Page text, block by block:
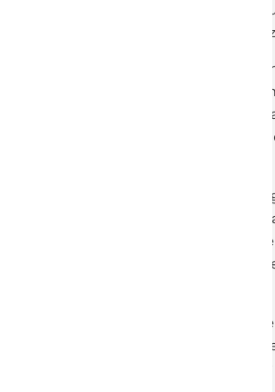
hun telkens weer gezanten te
had medelijden met zijn volk en
Maar ze overlaadden de
smaad, sloegen hun
en spotten met de profeten,
toorn wel onverbiddelijk moest
De koning der Chaldeeën trok
doodde in de tempel alle
zwaard; geen jongeman of
grijsaard, spaarde hij, want
Alle vaten van de tempel, grote
schatten van de tempel en van
paleis en alle prinsen liet hij